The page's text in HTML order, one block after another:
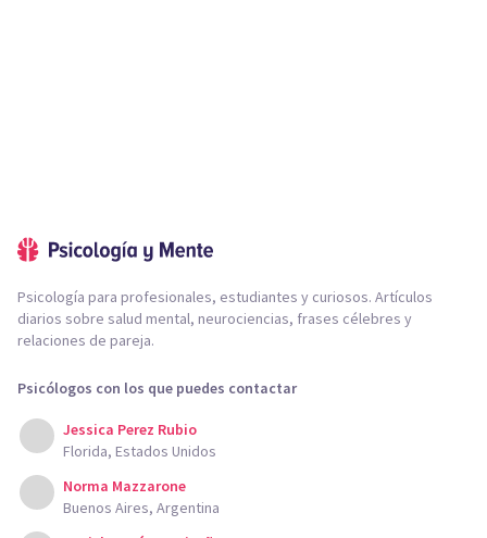
Psicología para profesionales, estudiantes y curiosos. Artículos
diarios sobre salud mental, neurociencias, frases célebres y
relaciones de pareja.
Psicólogos con los que puedes contactar
Jessica Perez Rubio
Florida, Estados Unidos
Norma Mazzarone
Buenos Aires, Argentina